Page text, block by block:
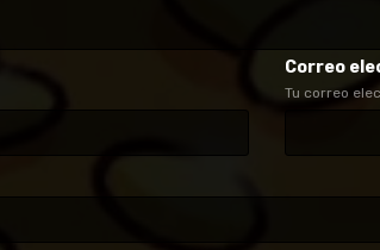
Correo
Tu correo